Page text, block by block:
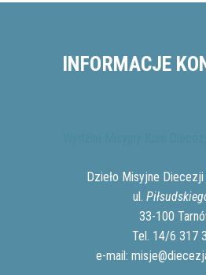
INFORMACJE
Dzieło Misyjne
ul.
33-100
Tel. 14/6 317
e-mail: